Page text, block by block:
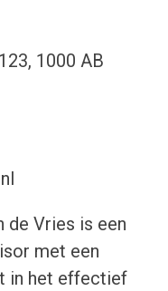
1000 AB
de Vries is een
met een
in het effectief